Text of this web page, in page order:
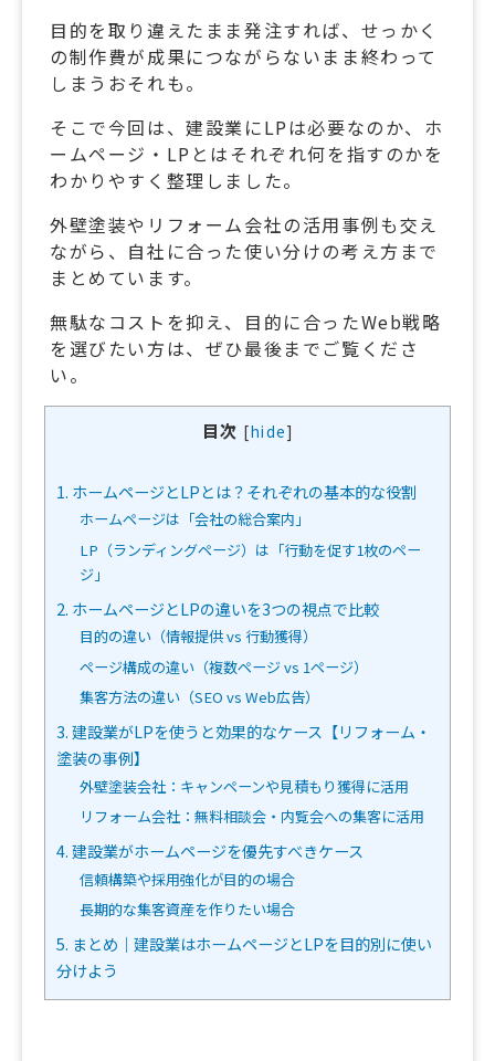
目的を取り違えたまま発注すれば、せっかく
の制作費が成果につながらないまま終わって
しまうおそれも。
そこで今回は、建設業にLPは必要なのか、ホ
ームページ・LPとはそれぞれ何を指すのかを
わかりやすく整理しました。
外壁塗装やリフォーム会社の活用事例も交え
ながら、自社に合った使い分けの考え方まで
まとめています。
無駄なコストを抑え、目的に合ったWeb戦略
を選びたい方は、ぜひ最後までご覧くださ
い。
目次 [hide]
1. ホームページとLPとは？それぞれの基本的な役割
ホームページは「会社の総合案内」
LP（ランディングページ）は「行動を促す1枚のペー
ジ」
2. ホームページとLPの違いを3つの視点で比較
目的の違い（情報提供 vs 行動獲得）
ページ構成の違い（複数ページ vs 1ページ）
集客方法の違い（SEO vs Web広告）
3. 建設業がLPを使うと効果的なケース【リフォーム・
塗装の事例】
外壁塗装会社：キャンペーンや見積もり獲得に活用
リフォーム会社：無料相談会・内覧会への集客に活用
4. 建設業がホームページを優先すべきケース
信頼構築や採用強化が目的の場合
長期的な集客資産を作りたい場合
5. まとめ｜建設業はホームページとLPを目的別に使い
分けよう